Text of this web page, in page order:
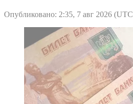
Опубликовано: 2:35, 7 авг 2026